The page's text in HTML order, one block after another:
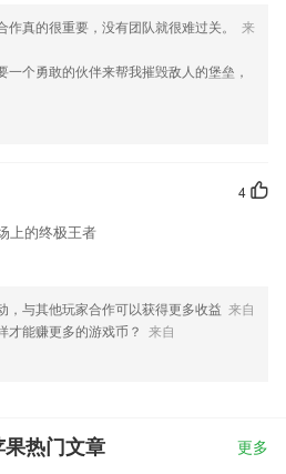
作真的很重要，没有团队就很难过关。
来
一个勇敢的伙伴来帮我摧毁敌人的堡垒，
4
上的终极王者
，与其他玩家合作可以获得更多收益 来自
才能赚更多的游戏币？ 来自
果热门文章 更多